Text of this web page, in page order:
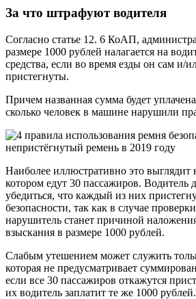
За что штрафуют водителя
Согласно статье 12. 6 КоАП,
размере 1000 рублей налагается на
средства, если во время езды он сам и/
пристегнуты.
Причем названная сумма будет
сколько человек в машине нарушили
Наиболее иллюстративно это выглядит
котором едут 30 пассажиров. Водитель
убедиться, что каждый из них
безопасности, так как в случае
нарушитель станет причиной
взыскания в размере 1000 рублей.
Слабым утешением может служить
которая не предусматривает
если все 30 пассажиров откажутся
их водитель заплатит те же 1000 рублей.